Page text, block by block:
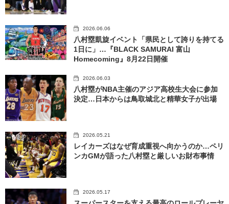
2026.06.06
八村塁凱旋イベント「県民として誇りを持てる
1日に」…『BLACK SAMURAI 富山
Homecoming』8月22日開催
2026.06.03
八村塁がNBA主催のアジア高校生大会に参加
決定…日本からは鳥取城北と精華女子が出場
2026.05.21
レイカーズはなぜ育成重視へ向かうのか…ペリ
ンカGMが語った八村塁と厳しいお財布事情
2026.05.17